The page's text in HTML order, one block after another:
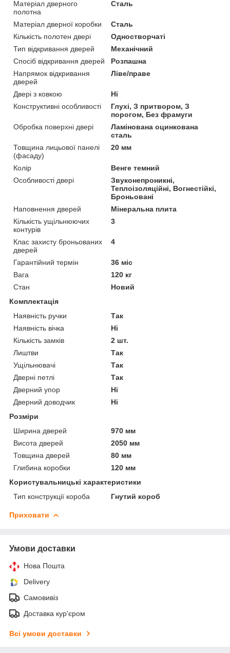
Матеріал дверного
полотна
Сталь
Матеріал дверної коробки
Сталь
Кількість полотен двері
Одностворчаті
Тип відкривання дверей
Механічний
Спосіб відкривання дверей
Розпашна
Напрямок відкривання
дверей
Ліве/праве
Двері з ковкою
Ні
Конструктивні особливості
Глухі, З притвором, З
порогом, Без фрамуги
Обробка поверхні двері
Ламінована оцинкована
сталь
Товщина лицьової панелі
(фасаду)
20 мм
Колір
Венге темний
Особливості двері
Звуконепроникні,
Теплоізоляційні, Вогнестійкі,
Броньовані
Наповнення дверей
Мінеральна плита
Кількість ущільнюючих
контурів
3
Клас захисту броньованих
дверей
4
Гарантійний термін
36 міс
Вага
120 кг
Стан
Новий
Комплектація
Наявність ручки
Так
Наявність вічка
Ні
Кількість замків
2 шт.
Лиштви
Так
Ущільнювачі
Так
Дверні петлі
Так
Дверний упор
Ні
Дверний доводчик
Ні
Розміри
Ширина дверей
970 мм
Висота дверей
2050 мм
Товщина дверей
80 мм
Глибина коробки
120 мм
Користувальницькі характеристики
Тип конструкції короба
Гнутий короб
Приховати
Умови доставки
Нова Пошта
Delivery
Самовивіз
Доставка кур'єром
Всі умови доставки